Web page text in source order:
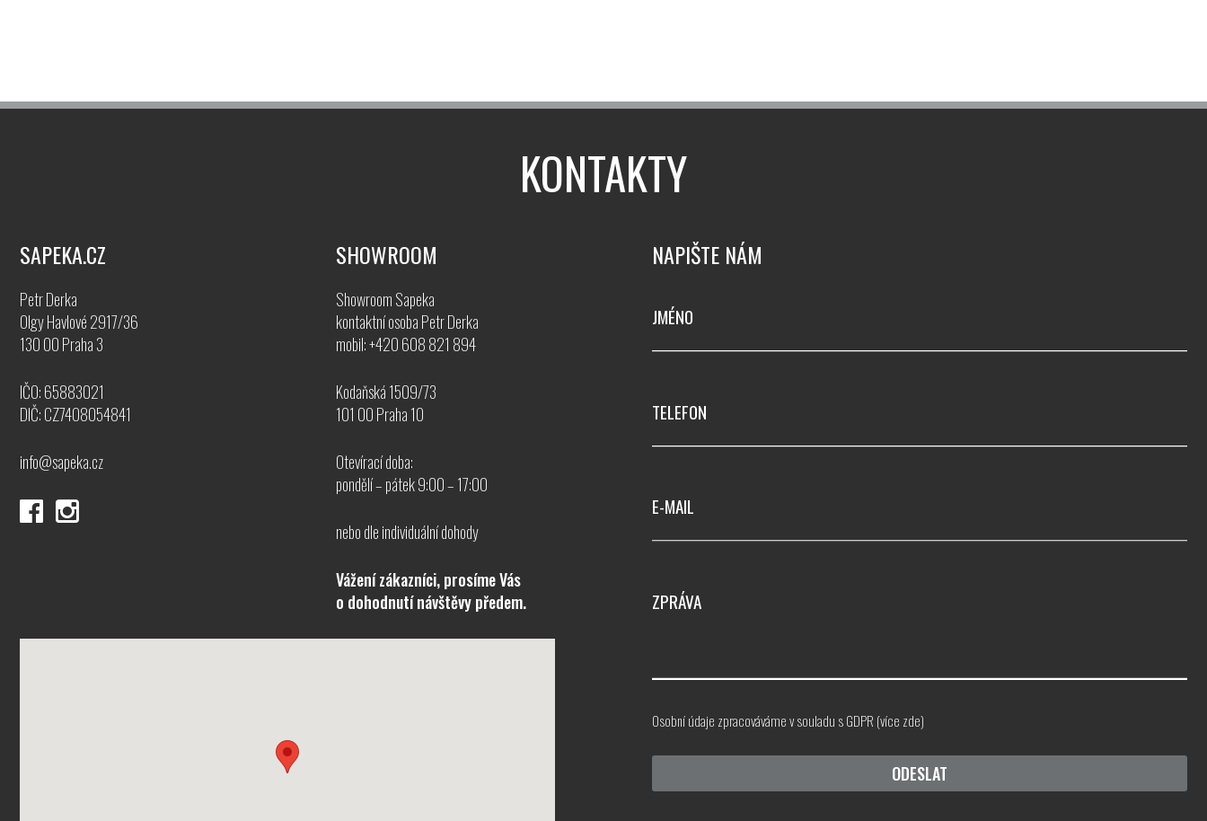
KONTAKTY
SAPEKA.CZ
Petr Derka
Olgy Havlové 2917/36
130 00 Praha 3
IČO: 65883021
DIČ: CZ7408054841
info@sapeka.cz
SHOWROOM
Showroom Sapeka
kontaktní osoba Petr Derka
mobil: +420 608 821 894
Kodaňská 1509/73
101 00 Praha 10
Otevírací doba:
pondělí – pátek 9:00 – 17:00
nebo dle individuální dohody
Vážení zákazníci, prosíme Vás
o dohodnutí návštěvy předem.
NAPIŠTE NÁM
JMÉNO
TELEFON
E-MAIL
ZPRÁVA
Osobní údaje zpracováváme v souladu s GDPR (více zde)
ODESLAT